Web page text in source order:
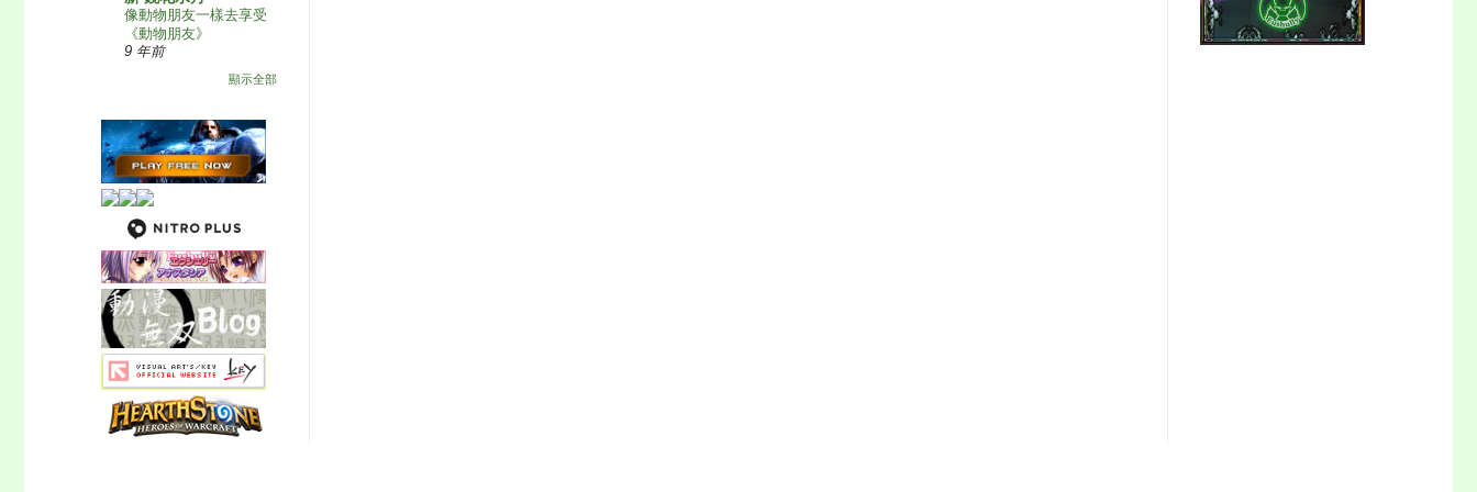
像動物朋友一樣去享受
《動物朋友》
9 年前
顯示全部